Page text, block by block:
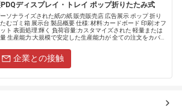
ディスプレイ・トレイ ポップ折りたたみ式
ソナライズされた紙の紙 販売販売店 広告展示 ポップ 折り
むゴミ箱 展示台 製品概要 仕様: 材料:カードボード 印刷:オフ
ト 表面処理:輝く 負荷容量:カスタマイズされた 軽量または
生産能力:大規模で安定した生産能力が 全ての注文をカバー
企業との接触